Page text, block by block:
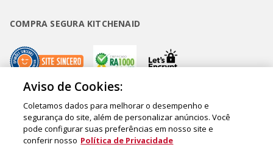
COMPRA SEGURA KITCHENAID
Copyright • BUD Comércio de Eletrodomésticos Ltda. ® 2020 - CNPJ
62.058.318/0007-76. - Inscrição Municipal/Estadual 148.044.198.118 Sede:
Rua Olympia Semeraro, 675 - Jardim Santa Emília - CEP 04183-090 - São
Aviso de Cookies:
Coletamos dados para melhorar o desempenho e
segurança do site, além de personalizar anúncios. Você
pode configurar suas preferências em nosso site e
conferir nosso Política de Privacidade